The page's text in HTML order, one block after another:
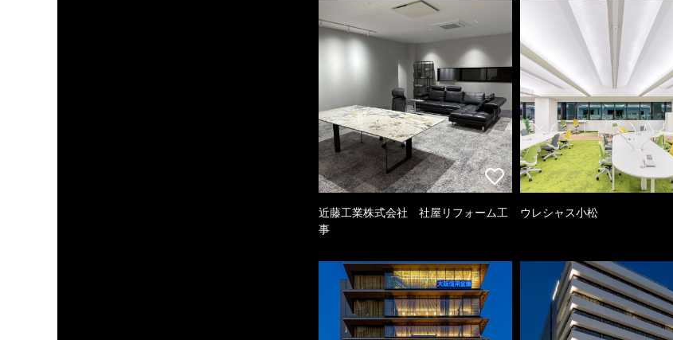
近藤工業株式会社 社屋リフォーム工
事
ウレシャス小松